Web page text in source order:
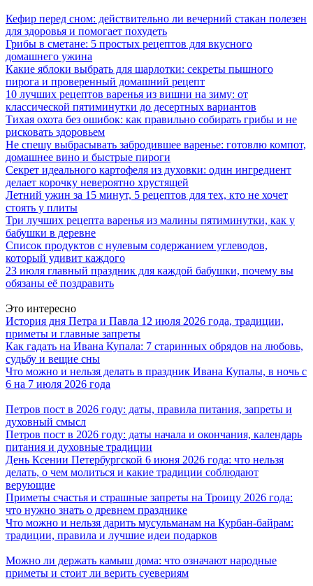
Кефир перед сном: действительно ли вечерний стакан полезен
для здоровья и помогает похудеть
Грибы в сметане: 5 простых рецептов для вкусного
домашнего ужина
Какие яблоки выбрать для шарлотки: секреты пышного
пирога и проверенный домашний рецепт
10 лучших рецептов варенья из вишни на зиму: от
классической пятиминутки до десертных вариантов
Тихая охота без ошибок: как правильно собирать грибы и не
рисковать здоровьем
Не спешу выбрасывать забродившее варенье: готовлю компот,
домашнее вино и быстрые пироги
Секрет идеального картофеля из духовки: один ингредиент
делает корочку невероятно хрустящей
Летний ужин за 15 минут, 5 рецептов для тех, кто не хочет
стоять у плиты
Три лучших рецепта варенья из малины пятиминутки, как у
бабушки в деревне
Список продуктов с нулевым содержанием углеводов,
который удивит каждого
23 июля главный праздник для каждой бабушки, почему вы
обязаны её поздравить
Это интересно
История дня Петра и Павла 12 июля 2026 года, традиции,
приметы и главные запреты
Как гадать на Ивана Купала: 7 старинных обрядов на любовь,
судьбу и вещие сны
Что можно и нельзя делать в праздник Ивана Купалы, в ночь с
6 на 7 июля 2026 года
Петров пост в 2026 году: даты, правила питания, запреты и
духовный смысл
Петров пост в 2026 году: даты начала и окончания, календарь
питания и духовные традиции
День Ксении Петербургской 6 июня 2026 года: что нельзя
делать, о чем молиться и какие традиции соблюдают
верующие
Приметы счастья и страшные запреты на Троицу 2026 года:
что нужно знать о древнем празднике
Что можно и нельзя дарить мусульманам на Курбан-байрам:
традиции, правила и лучшие идеи подарков
Можно ли держать камыш дома: что означают народные
приметы и стоит ли верить суевериям